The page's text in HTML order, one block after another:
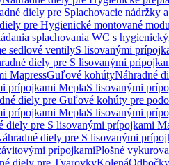
diely pre Splachovacie nádržky
pre Hygienické montované
splachovania WC s
sedlové ventilyS lisovanými
diely pre S lisovanými
MapressGuľové kohútyNáhradné
prípojkami MeplaS lisovanými
diely pre Guľové kohúty pre
prípojkami MeplaS lisovanými
diely pre S lisovanými prípojkami
diely pre S lisovanými
prípojkamiPlošné
diely pre TvarovkyKolenáOdbočky